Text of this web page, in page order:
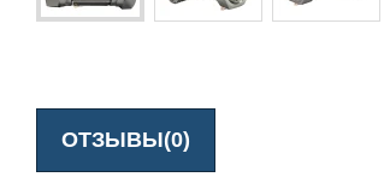
ОТЗЫВЫ(0)